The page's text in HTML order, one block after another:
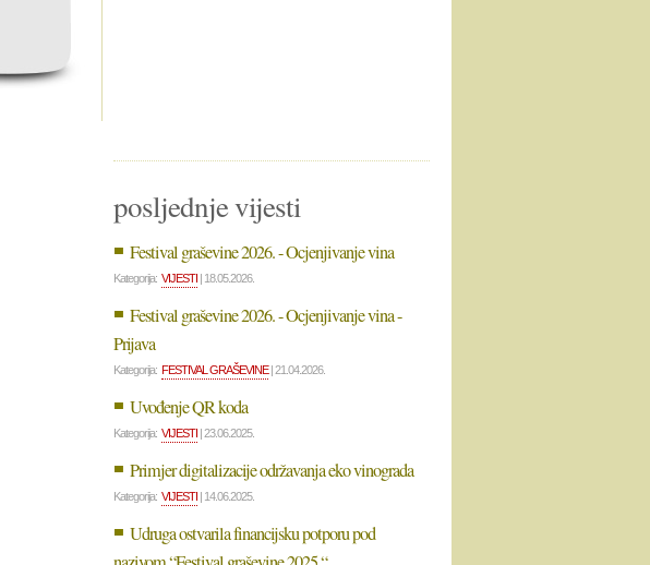
posljednje vijesti
Festival graševine 2026. - Ocjenjivanje vina
Kategorija: VIJESTI | 18.05.2026.
Festival graševine 2026. - Ocjenjivanje vina -
Prijava
Kategorija: FESTIVAL GRAŠEVINE | 21.04.2026.
Uvođenje QR koda
Kategorija: VIJESTI | 23.06.2025.
Primjer digitalizacije održavanja eko vinograda
Kategorija: VIJESTI | 14.06.2025.
Udruga ostvarila financijsku potporu pod